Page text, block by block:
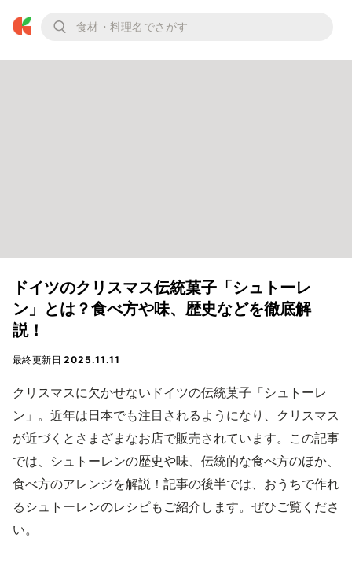
ドイツのクリスマス伝統菓子「シュトーレ
ン」とは？食べ方や味、歴史などを徹底解
説！
最終更新日2025.11.11
クリスマスに欠かせないドイツの伝統菓子「シュトーレ
ン」。近年は日本でも注目されるようになり、クリスマス
が近づくとさまざまなお店で販売されています。この記事
では、シュトーレンの歴史や味、伝統的な食べ方のほか、
食べ方のアレンジを解説！記事の後半では、おうちで作れ
るシュトーレンのレシピもご紹介します。ぜひご覧くださ
い。